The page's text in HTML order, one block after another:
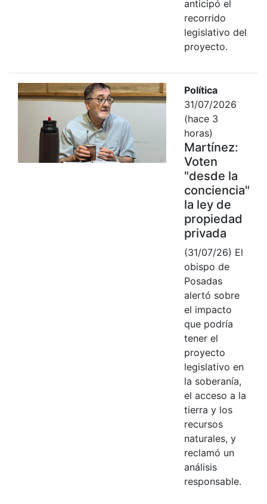
anticipó el
recorrido
legislativo del
proyecto.
Política
31/07/2026
(hace 3
horas)
Martínez:
Voten
"desde la
conciencia"
la ley de
propiedad
privada
(31/07/26) El
obispo de
Posadas
alertó sobre
el impacto
que podría
tener el
proyecto
legislativo en
la soberanía,
el acceso a la
tierra y los
recursos
naturales, y
reclamó un
análisis
responsable.